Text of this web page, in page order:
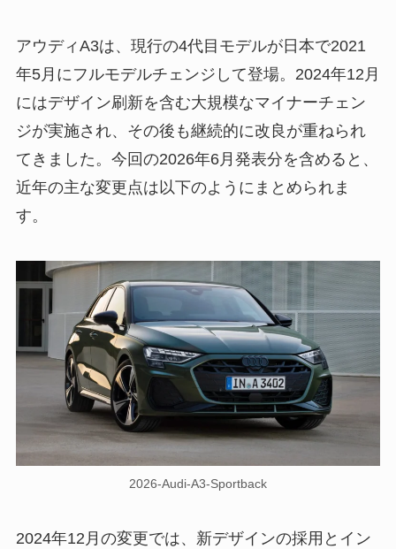
アウディA3は、現行の4代目モデルが日本で2021
年5月にフルモデルチェンジして登場。2024年12月
にはデザイン刷新を含む大規模なマイナーチェン
ジが実施され、その後も継続的に改良が重ねられ
てきました。今回の2026年6月発表分を含めると、
近年の主な変更点は以下のようにまとめられま
す。
2026-Audi-A3-Sportback
2024年12月の変更では、新デザインの採用とイン